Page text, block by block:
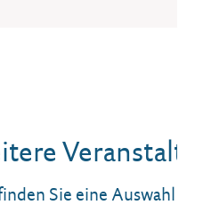
Sie eine Auswahl